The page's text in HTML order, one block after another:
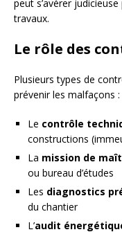
peut s’avérer
travaux.
Le rôle des
Plusieurs types de
prévenir les malfaçons :
Le contrôle
constructions
La mission de
ou bureau d’études
Les diagnostics
du chantier
L’audit